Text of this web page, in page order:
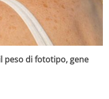
peso di fototipo, gene